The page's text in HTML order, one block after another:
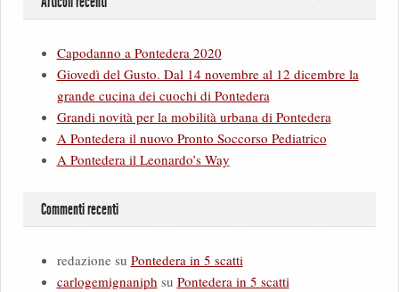
Capodanno a Pontedera 2020
Giovedì del Gusto. Dal 14 novembre al 12 dicembre la
grande cucina dei cuochi di Pontedera
Grandi novità per la mobilità urbana di Pontedera
A Pontedera il nuovo Pronto Soccorso Pediatrico
A Pontedera il Leonardo’s Way
Commenti recenti
redazionesu Pontedera in 5 scatti
carlogemignaniph su Pontedera in 5 scatti